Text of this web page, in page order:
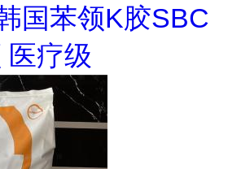
国苯领K胶SBC
医疗级